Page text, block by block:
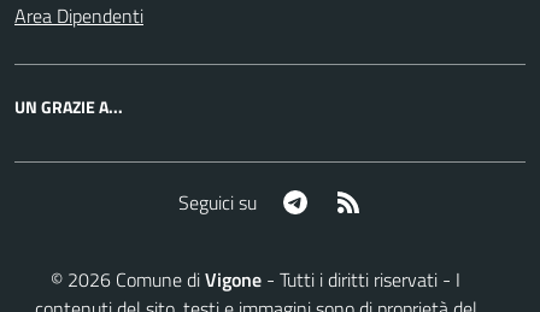
Area Dipendenti
UN GRAZIE A...
Seguici su Telegram
© 2026 Comune diVigone - Tutti i diritti riservati - I